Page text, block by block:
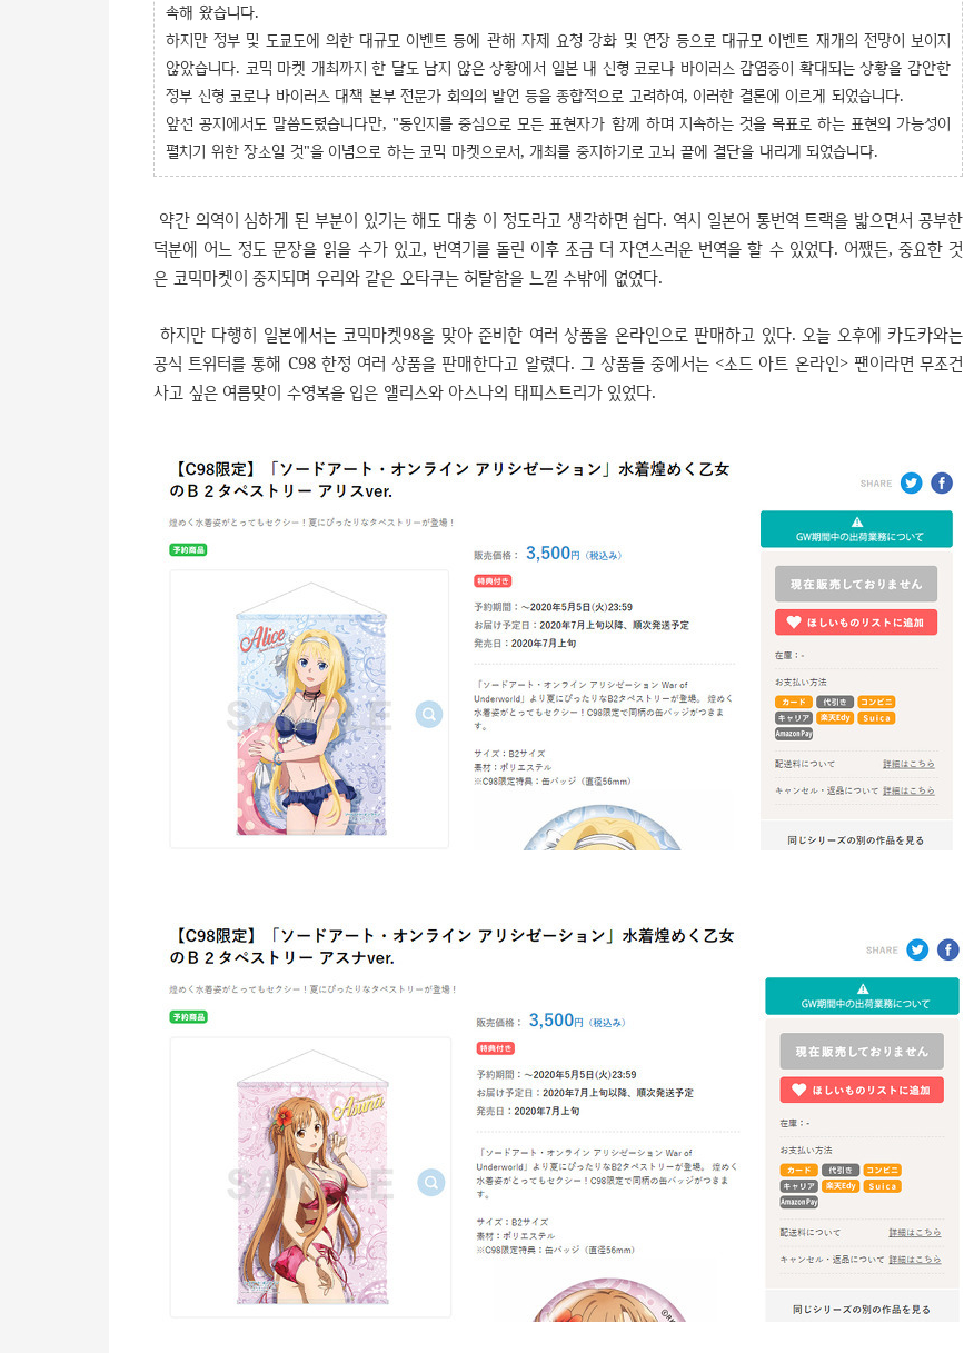
속해 왔습니다.
하지만 정부 및 도쿄도에 의한 대규모 이벤트 등에 관해 자제 요청 강화 및 연장 등으로 대규모 이벤트 재개의 전망이 보이지
않았습니다. 코믹 마켓 개최까지 한 달도 남지 않은 상황에서 일본 내 신형 코로나 바이러스 감염증이 확대되는 상황을 감안한
정부 신형 코로나 바이러스 대책 본부 전문가 회의의 발언 등을 종합적으로 고려하여, 이러한 결론에 이르게 되었습니다.
앞선 공지에서도 말씀드렸습니다만, "동인지를 중심으로 모든 표현자가 함께 하며 지속하는 것을 목표로 하는 표현의 가능성이
펼치기 위한 장소일 것"을 이념으로 하는 코믹 마켓으로서, 개최를 중지하기로 고뇌 끝에 결단을 내리게 되었습니다.
약간 의역이 심하게 된 부분이 있기는 해도 대충 이 정도라고 생각하면 쉽다. 역시 일본어 통번역 트랙을 밟으면서 공부한
덕분에 어느 정도 문장을 읽을 수가 있고, 번역기를 돌린 이후 조금 더 자연스러운 번역을 할 수 있었다. 어쨌든, 중요한 것
은 코믹마켓이 중지되며 우리와 같은 오타쿠는 허탈함을 느낄 수밖에 없었다.
하지만 다행히 일본에서는 코믹마켓98을 맞아 준비한 여러 상품을 온라인으로 판매하고 있다. 오늘 오후에 카도카와는
공식 트위터를 통해 C98 한정 여러 상품을 판매한다고 알렸다. 그 상품들 중에서는 <소드 아트 온라인> 팬이라면 무조건
사고 싶은 여름맞이 수영복을 입은 앨리스와 아스나의 태피스트리가 있었다.